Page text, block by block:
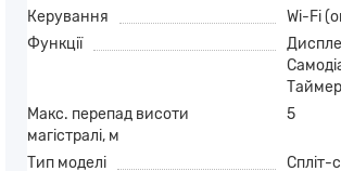
Керування
Wi-Fi
Функції
Таймер
Макс. перепад висоти
магістралі, м
5
Тип моделі Спліт-